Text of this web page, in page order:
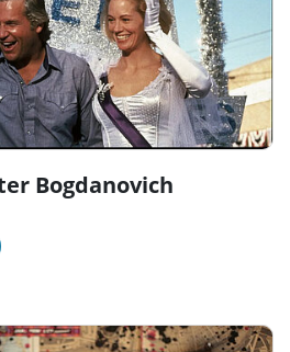
Bogdanovich